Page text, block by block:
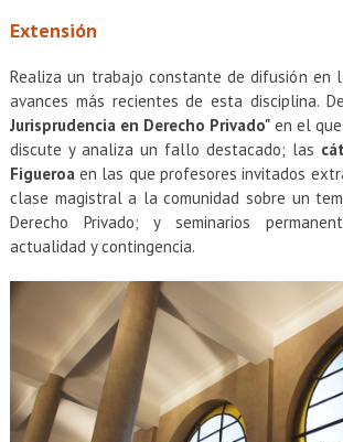
Extensión
Realiza un trabajo constante de difusión en
avances más recientes de esta disciplina.
Jurisprudencia en Derecho Privado"en el que
discute y analiza un fallo destacado; las
Figueroaen las que profesores invitados
clase magistral a la comunidad sobre un
Derecho Privado; y seminarios
actualidad y contingencia.